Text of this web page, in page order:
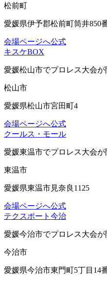
松前町
愛媛県伊予郡松前町筒井850
会場ページへ公式
キスケBOX
愛媛松山市でプロレス大会が
松山市
愛媛県松山市宮田町4
会場ページへ公式
クールス・モール
愛媛東温市でプロレス大会が
東温市
愛媛県東温市見奈良1125
会場ページへ公式
テクスポート今治
愛媛今治市でプロレス大会が
今治市
愛媛県今治市東門町5丁目14